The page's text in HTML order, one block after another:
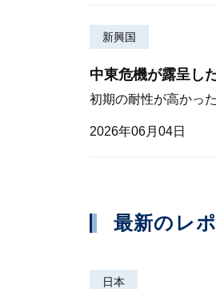
新興国
中東危機が露呈し
初期の耐性が高かっ
2026年06月04日
最新のレ
日本